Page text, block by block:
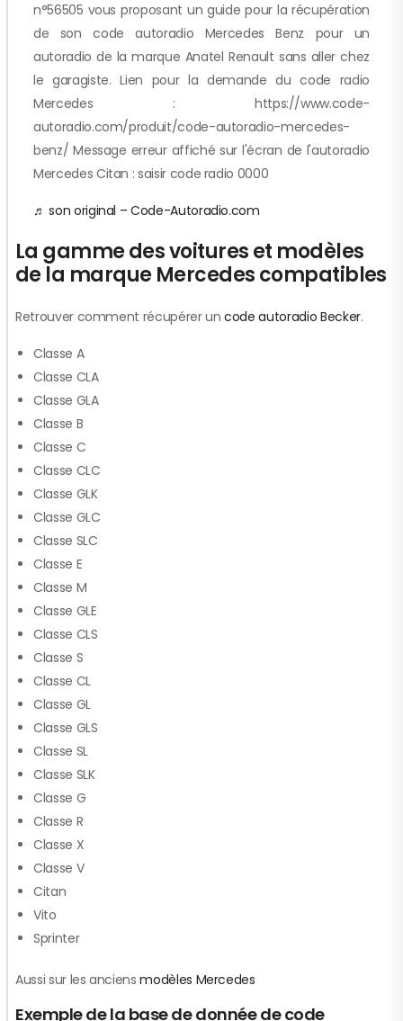
n°56505 vous proposant un guide pour la récupération
de son code autoradio Mercedes Benz pour un
autoradio de la marque Anatel Renault sans aller chez
le garagiste. Lien pour la demande du code radio
Mercedes : https://www.code-
autoradio.com/produit/code-autoradio-mercedes-
benz/ Message erreur affiché sur l'écran de l'autoradio
Mercedes Citan : saisir code radio 0000
♬ son original – Code-Autoradio.com
La gamme des voitures et modèles
de la marque Mercedes compatibles
Retrouver comment récupérer uncode autoradio Becker.
Classe A
Classe CLA
Classe GLA
Classe B
Classe C
Classe CLC
Classe GLK
Classe GLC
Classe SLC
Classe E
Classe M
Classe GLE
Classe CLS
Classe S
Classe CL
Classe GL
Classe GLS
Classe SL
Classe SLK
Classe G
Classe R
Classe X
Classe V
Citan
Vito
Sprinter
Aussi sur les anciensmodèles Mercedes
Exemple de la base de donnée de code